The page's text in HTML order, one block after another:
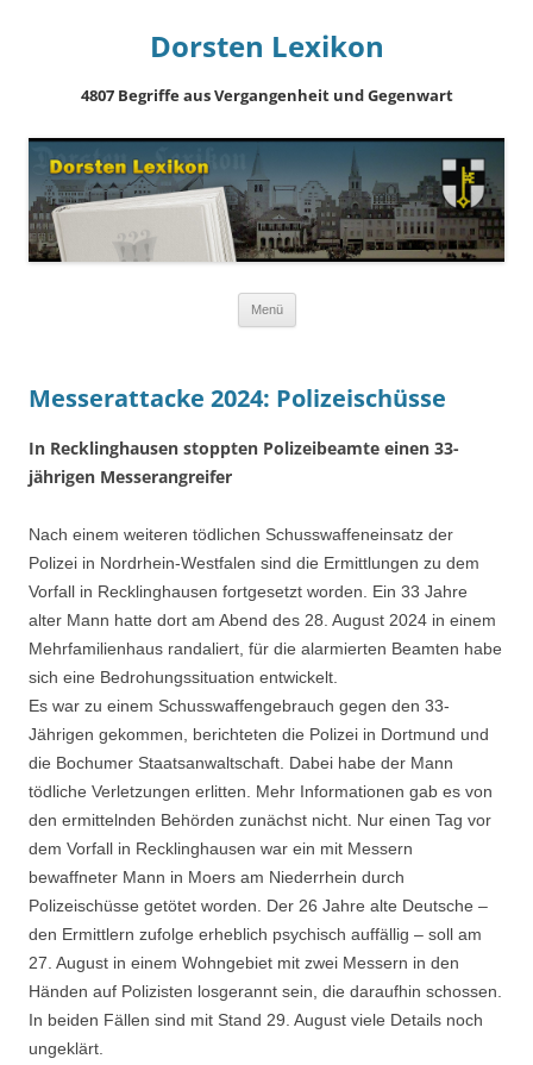
Dorsten Lexikon
4807 Begriffe aus Vergangenheit und Gegenwart
Menü
Messerattacke 2024: Polizeischüsse
In Recklinghausen stoppten Polizeibeamte einen 33-
jährigen Messerangreifer
Nach einem weiteren tödlichen Schusswaffeneinsatz der
Polizei in Nordrhein-Westfalen sind die Ermittlungen zu dem
Vorfall in Recklinghausen fortgesetzt worden. Ein 33 Jahre
alter Mann hatte dort am Abend des 28. August 2024 in einem
Mehrfamilienhaus randaliert, für die alarmierten Beamten habe
sich eine Bedrohungssituation entwickelt.
Es war zu einem Schusswaffengebrauch gegen den 33-
Jährigen gekommen, berichteten die Polizei in Dortmund und
die Bochumer Staatsanwaltschaft. Dabei habe der Mann
tödliche Verletzungen erlitten. Mehr Informationen gab es von
den ermittelnden Behörden zunächst nicht. Nur einen Tag vor
dem Vorfall in Recklinghausen war ein mit Messern
bewaffneter Mann in Moers am Niederrhein durch
Polizeischüsse getötet worden. Der 26 Jahre alte Deutsche –
den Ermittlern zufolge erheblich psychisch auffällig – soll am
27. August in einem Wohngebiet mit zwei Messern in den
Händen auf Polizisten losgerannt sein, die daraufhin schossen.
In beiden Fällen sind mit Stand 29. August viele Details noch
ungeklärt.